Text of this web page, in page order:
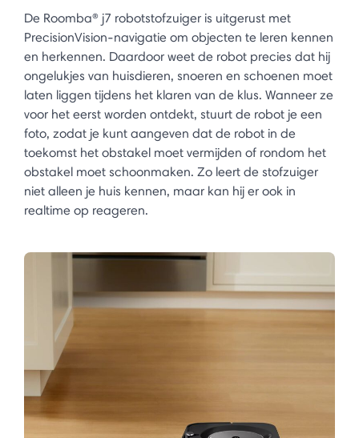
De Roomba® j7 robotstofzuiger is uitgerust met
PrecisionVision-navigatie om objecten te leren kennen
en herkennen. Daardoor weet de robot precies dat hij
ongelukjes van huisdieren, snoeren en schoenen moet
laten liggen tijdens het klaren van de klus. Wanneer ze
voor het eerst worden ontdekt, stuurt de robot je een
foto, zodat je kunt aangeven dat de robot in de
toekomst het obstakel moet vermijden of rondom het
obstakel moet schoonmaken. Zo leert de stofzuiger
niet alleen je huis kennen, maar kan hij er ook in
realtime op reageren. ​